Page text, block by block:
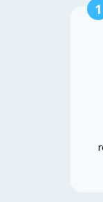
1